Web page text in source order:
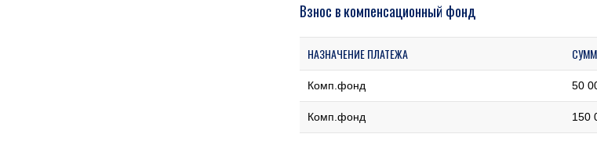
Взнос в компенсационный фонд
НАЗНАЧЕНИЕ ПЛАТЕЖА
Комп.фонд 50
Комп.фонд 150